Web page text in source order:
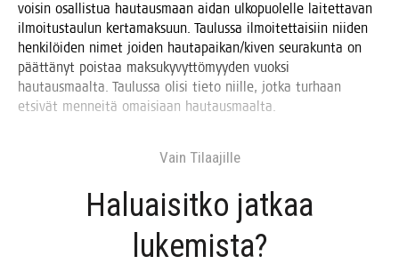
voi­sin osal­lis­tua hau­taus­maan aidan ulko­puo­lel­le lai­tet­ta­van
ilmoi­tus­tau­lun ker­ta­mak­suun. Tau­lus­sa ilmoi­tet­tai­siin nii­den
hen­ki­löi­den nimet joi­den hautapaikan/kiven seu­ra­kun­ta on
päät­tä­nyt pois­taa mak­su­ky­vyt­tö­myy­den vuok­si
hau­taus­maal­ta. Tau­lus­sa oli­si tie­to niil­le, jot­ka tur­haan
etsi­vät men­nei­tä omai­si­aan hautausmaalta.
Vain Tilaa­jil­le
Haluai­sit­ko jat­kaa
lukemista?